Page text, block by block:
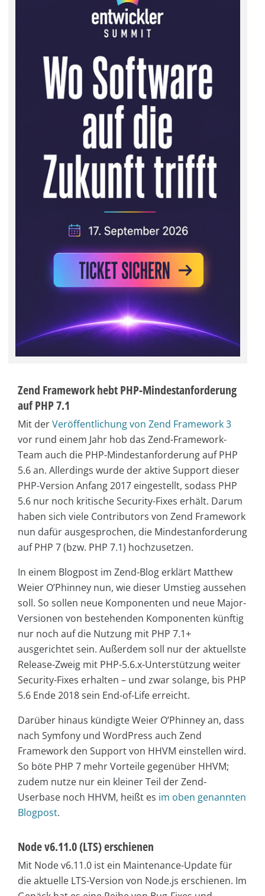
Zend Framework hebt PHP-Mindestanforderung
auf PHP 7.1
Mit derVeröffentlichung von Zend Framework 3
vor rund einem Jahr hob das Zend-Framework-
Team auch die PHP-Mindestanforderung auf PHP
5.6 an. Allerdings wurde der aktive Support dieser
PHP-Version Anfang 2017 eingestellt, sodass PHP
5.6 nur noch kritische Security-Fixes erhält. Darum
haben sich viele Contributors von Zend Framework
nun dafür ausgesprochen, die Mindestanforderung
auf PHP 7 (bzw. PHP 7.1) hochzusetzen.
In einem Blogpost im Zend-Blog erklärt Matthew
Weier O’Phinney nun, wie dieser Umstieg aussehen
soll. So sollen neue Komponenten und neue Major-
Versionen von bestehenden Komponenten künftig
nur noch auf die Nutzung mit PHP 7.1+
ausgerichtet sein. Außerdem soll nur der aktuellste
Release-Zweig mit PHP-5.6.x-Unterstützung weiter
Security-Fixes erhalten – und zwar solange, bis PHP
5.6 Ende 2018 sein End-of-Life erreicht.
Darüber hinaus kündigte Weier O’Phinney an, dass
nach Symfony und WordPress auch Zend
Framework den Support von HHVM einstellen wird.
So böte PHP 7 mehr Vorteile gegenüber HHVM;
zudem nutze nur ein kleiner Teil der Zend-
Userbase noch HHVM, heißt es im oben genannten
Blogpost.
Node v6.11.0 (LTS) erschienen
Mit Node v6.11.0 ist ein Maintenance-Update für
die aktuelle LTS-Version von Node.js erschienen. Im